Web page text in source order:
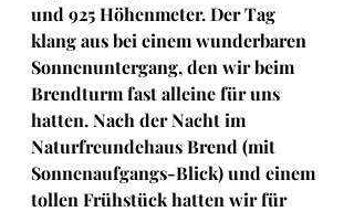
und 925 Höhenmeter. Der Tag
klang aus bei einem wunderbaren
Sonnenuntergang, den wir beim
Brendturm fast alleine für uns
hatten. Nach der Nacht im
Naturfreundehaus Brend (mit
Sonnenaufgangs-Blick) und einem
tollen Frühstück hatten wir für